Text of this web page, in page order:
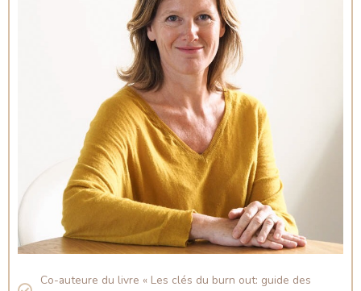
Co-auteure du livre « Les clés du burn out: guide des